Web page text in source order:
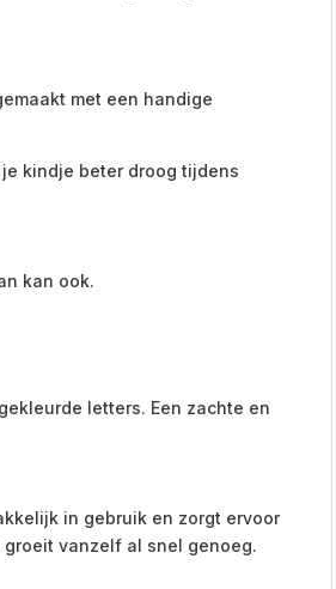
met een handige
kindje beter droog tijdens
kan ook.
letters. Een zachte en
in gebruik en zorgt ervoor
vanzelf al snel genoeg.